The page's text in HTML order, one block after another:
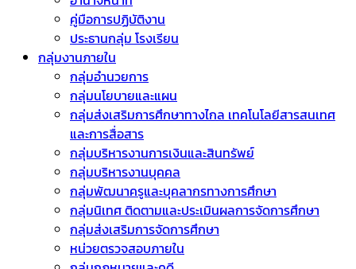
คู่มือการปฏิบัติงาน
ประธานกลุ่ม โรงเรียน
กลุ่มงานภายใน
กลุ่มอำนวยการ
กลุ่มนโยบายและแผน
กลุ่มส่งเสริมการศึกษาทางไกล เทคโนโลยีสารสนเทศ
และการสื่อสาร
กลุ่มบริหารงานการเงินและสินทรัพย์
กลุ่มบริหารงานบุคคล
กลุ่มพัฒนาครูและบุคลากรทางการศึกษา
กลุ่มนิเทศ ติดตามและประเมินผลการจัดการศึกษา
กลุ่มส่งเสริมการจัดการศึกษา
หน่วยตรวจสอบภายใน